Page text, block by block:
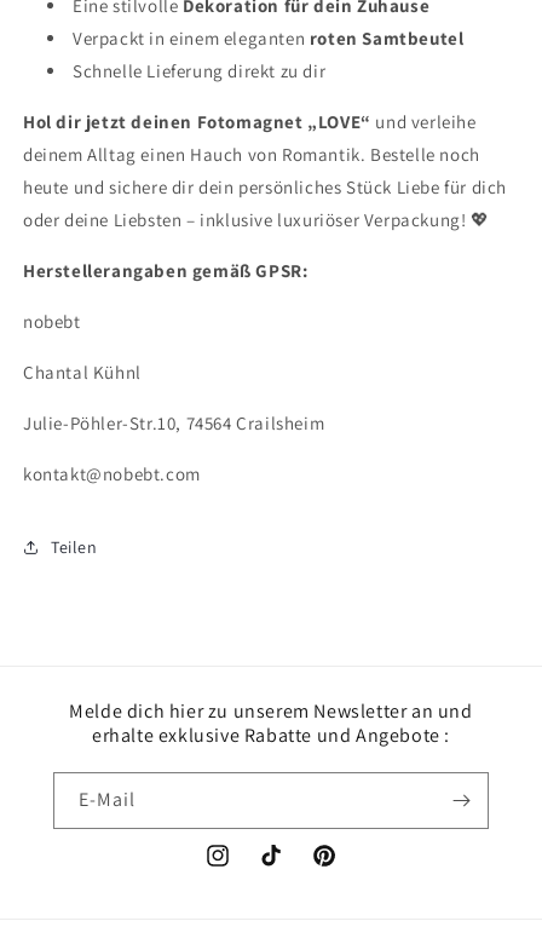
Eine stilvolle Dekoration für dein Zuhause
Verpackt in einem eleganten roten Samtbeutel
Schnelle Lieferung direkt zu dir
Hol dir jetzt deinen Fotomagnet „LOVE“ und verleihe
deinem Alltag einen Hauch von Romantik. Bestelle noch
heute und sichere dir dein persönliches Stück Liebe für dich
oder deine Liebsten – inklusive luxuriöser Verpackung! 💖
Herstellerangaben gemäß GPSR:
nobebt
Chantal Kühnl
Julie-Pöhler-Str.10, 74564 Crailsheim
kontakt@nobebt.com
Teilen
Melde dich hier zu unserem Newsletter an und
erhalte exklusive Rabatte und Angebote :
E-Mail
InstagramTikTok Pinterest